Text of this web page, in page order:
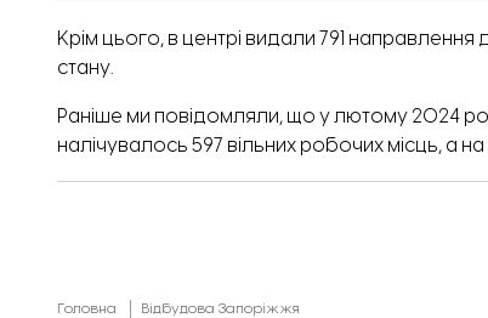
Крім цього, в центрі видали 791
стану.
Раніше ми повідомляли, що у лютому 2024
налічувалось 597 вільних робочих місць, а
Головна Відбудова Запоріжжя